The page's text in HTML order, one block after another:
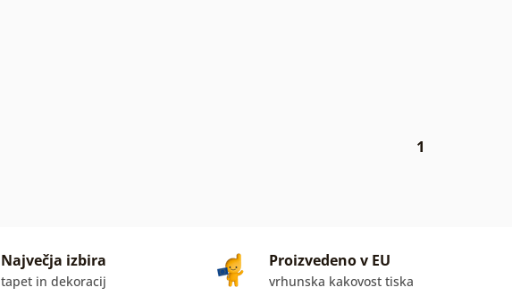
1
Največja izbira
tapet in dekoracij
Proizvedeno v EU
vrhunska kakovost tiska